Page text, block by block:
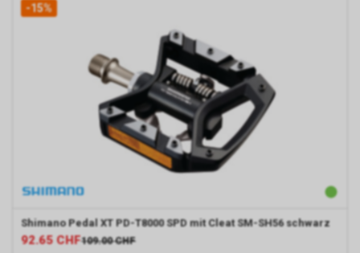
-15%
Shimano Pedal XT PD-T8000 SPD mit Cleat SM-SH56 schwarz
92.65 CHF109.00 CHF